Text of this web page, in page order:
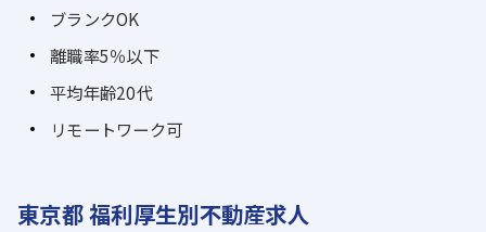
ブランクOK
離職率5％以下
平均年齢20代
リモートワーク可
東京都 福利厚生別不動産求人